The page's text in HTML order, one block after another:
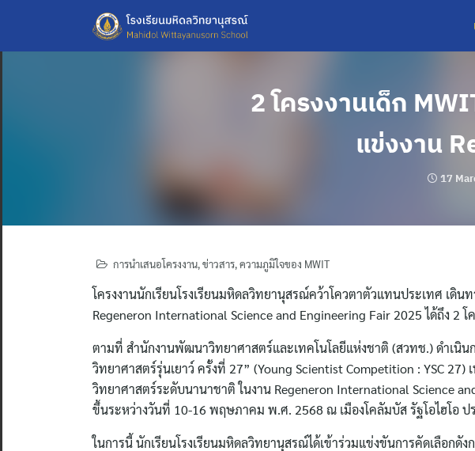
content
2 โครงงานเด็ก
แข่งงาน
17
การนำเสนอโครงงาน,ข่าวสาร,ความภูมิใจของ MWIT
โครงงานนักเรียนโรงเรียนมหิดลวิทยานุสรณ์คว้าโควตาตัวแทนประเทศ เดิน
Regeneron International Science and Engineering Fair 2025 ได้ถึง 2
ตามที่ สำนักงานพัฒนาวิทยาศาสตร์และเทคโนโลยีแห่งชาติ (สวทช.) ดำเนินก
วิทยาศาสตร์รุ่นเยาว์ ครั้งที่ 27” (Young Scientist Competition : YSC
วิทยาศาสตร์ระดับนานาชาติ ในงาน Regeneron International Science
ขึ้นระหว่างวันที่ 10-16 พฤษภาคม พ.ศ. 2568 ณ เมืองโคลัมบัส รัฐโอไฮโอ ป
ในการนี้ นักเรียนโรงเรียนมหิดลวิทยานุสรณ์ได้เข้าร่วมแข่งขันการคัดเลือก